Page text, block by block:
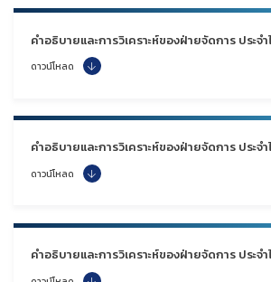
คำอธิบายและการวิเคราะห์ของฝ่ายจัดการ ประจ
ดาวน์โหลด
คำอธิบายและการวิเคราะห์ของฝ่ายจัดการ ประจ
ดาวน์โหลด
คำอธิบายและการวิเคราะห์ของฝ่ายจัดการ ประจ